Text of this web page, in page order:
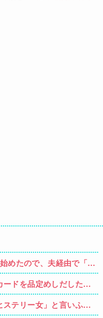
めたので、夫経由で「ガ
ドを品定めしだしたら
テリー女」と言いふら